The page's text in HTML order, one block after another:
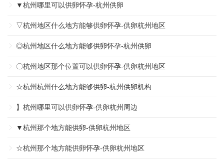
▼杭州哪里可以供卵怀孕-杭州供卵
▽杭州地区什么地方能够供卵怀孕-供卵杭州地区
◎杭州地区什么地方能够供卵怀孕-杭州供卵
〇杭州地区那个位置可以供卵怀孕-供卵杭州地区
☆杭州杭州什么地方能够供卵-杭州供卵机构
】杭州哪里可以供卵怀孕-供卵杭州周边
▼杭州那个地方能供卵-供卵杭州地区
☆杭州那个地方能供卵怀孕-供卵杭州地区